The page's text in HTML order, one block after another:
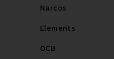
Narcos
Elements
OCB